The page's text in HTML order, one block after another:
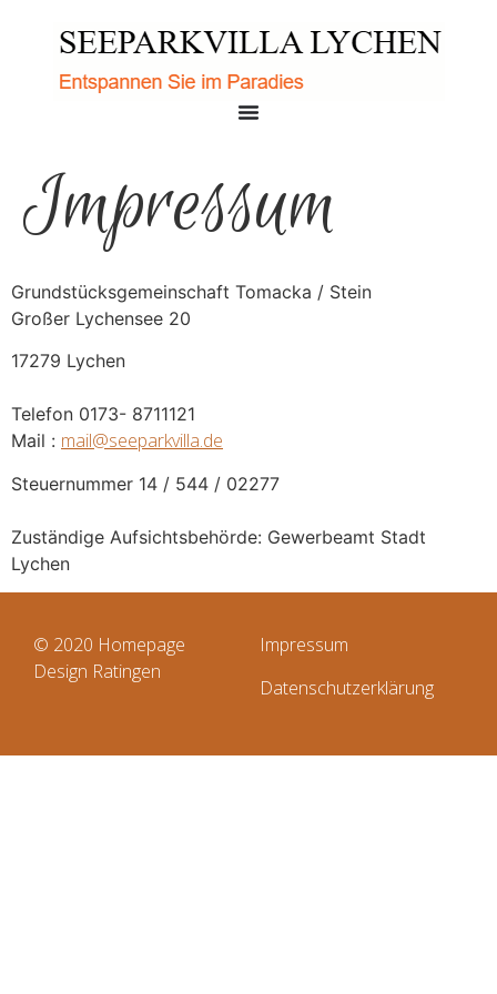
Impressum
Grundstücksgemeinschaft Tomacka / Stein
Großer Lychensee 20
17279 Lychen
Telefon 0173- 8711121
Mail : mail@seeparkvilla.de
Steuernummer 14 / 544 / 02277
Zuständige Aufsichtsbehörde: Gewerbeamt Stadt
Lychen
© 2020 Homepage
Design Ratingen
Impressum
Datenschutzerklärung